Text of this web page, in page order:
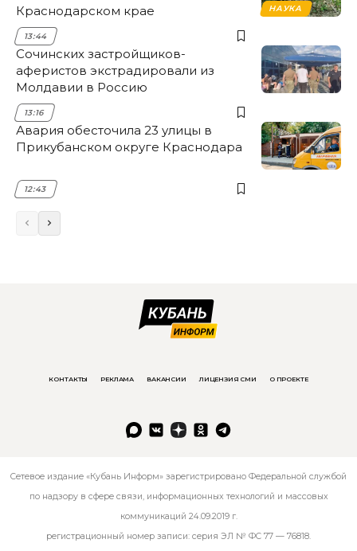
НАУКА
Краснодарском крае
13:44
Сочинских застройщиков-
аферистов экстрадировали из
Молдавии в Россию
13:16
Авария обесточила 23 улицы в
Прикубанском округе Краснодара
12:43
КОНТАКТЫ РЕКЛАМА ВАКАНСИИ ЛИЦЕНЗИЯ СМИ О ПРОЕКТЕ
Сетевое издание «Кубань Информ» зарегистрировано Федеральной службой
по надзору в сфере связи, информационных технологий и массовых
коммуникаций 24.09.2019 г.
регистрационный номер записи: серия ЭЛ № ФС 77 — 76818.